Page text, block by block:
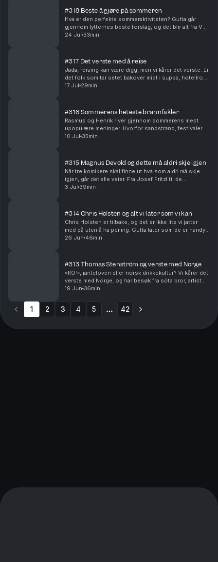
#318 Beste å gjøre på sommeren
Hva er den perfekte sommeraktiviteten? Gutta går
gjennom lytternes beste forslag, og det blir alt fra VM
i krabbefiske og sosialdemokratisk ensprett til
24 Jul 33min
#317 Det verste med å reise
Jada, reising kan være digg, men vi kårer det verste. Er
det folk som tar setet bakover midt i suppa, hotellrom
som ikke er klart eller bare folk generelt? Folk folk
17 Jul 29min
#316 Sommerens heteste brannfakler
Rasmus og Henrik river gjennom sommerens mest
upopulære meninger. Hvorfor sandstrand, festivaler
og engangsgrill fortjener kritikk og hvilke brannfakler
10 Jul 35min
#315 Magnus Devold og dette må aldri skje igjen
Når tre komikere skal finne ut hva som aldri må skje
igjen, går det alle veier. Fra Josef Fritzl til de
dummeste TV-øyeblikkene. At Magnus gråter på reality
3 Jul 39min
#314 Chris Holsten og alt vi later som vi kan
Chris Holsten er tilbake, og det er ikke lite vi jatter
med på uten å ha peiling. Gutta later som de er handy,
kan ikke forskjellen på volt og watt, og oppdager at de
26 Jun 46min
#313 Thomas Stenström og verste med Norge
«RO!», janteloven eller norsk drikkekultur? Vi kårer det
verste med Norge, og har besøk fra söta bror, artist
Thomas Stenström. Svensken har noen klare
19 Jun 36min
1 2 3 4 5 42